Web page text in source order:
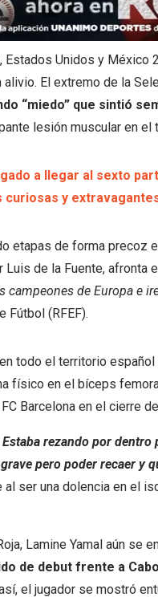
Estados Unidos y México
El extremo de la
“miedo” que sintió
lesión muscular en el
a llegar al sexto
curiosas y
etapas de forma precoz
de la Fuente, afronta
de Europa e
Fútbol (RFEF).
todo el territorio español
físico en el bíceps
Barcelona en el cierre
Estaba rezando por
pero poder recaer y
ser una dolencia en el
Lamine Yamal aún se
de debut frente a
el jugador se mostró